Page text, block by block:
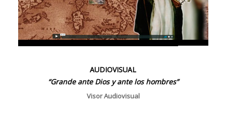
AUDIOVISUAL
“Grande ante Dios y ante los hombres”
Visor Audiovisual